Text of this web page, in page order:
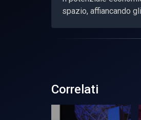
spazio, affiancando
Correlati